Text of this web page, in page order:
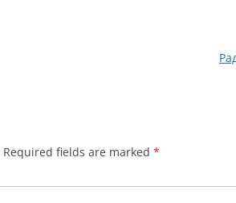
Required fields are marked *